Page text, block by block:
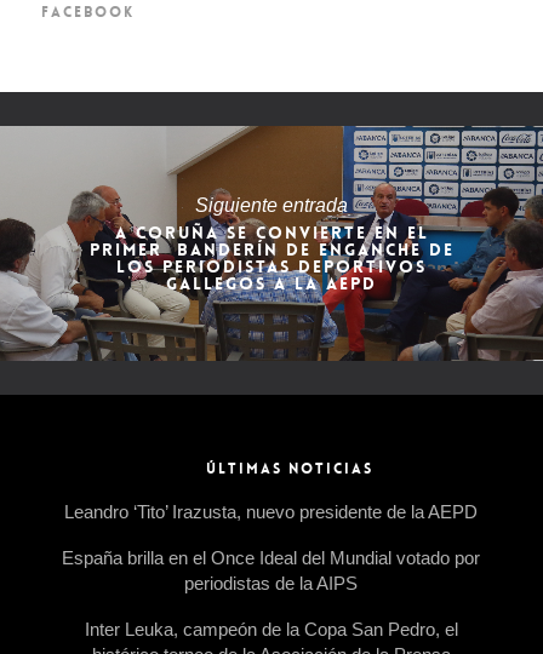
FACEBOOK
Siguiente entrada
A CORUÑA SE CONVIERTE EN EL
PRIMER BANDERÍN DE ENGANCHE DE
LOS PERIODISTAS DEPORTIVOS
GALLEGOS A LA AEPD
ÚLTIMAS NOTICIAS
Leandro ‘Tito’ Irazusta, nuevo presidente de la AEPD
España brilla en el Once Ideal del Mundial votado por
periodistas de la AIPS
Inter Leuka, campeón de la Copa San Pedro, el